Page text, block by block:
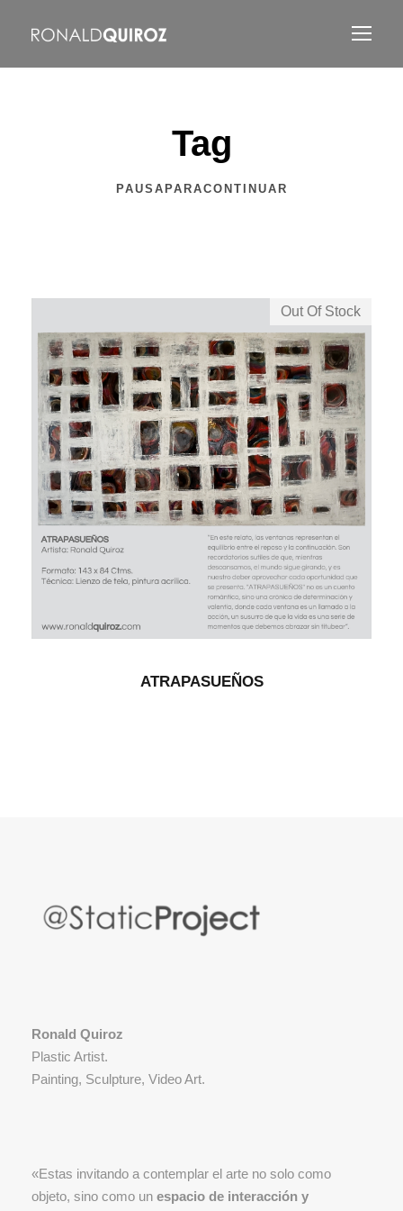
Tag
PAUSAPARACONTINUAR
Out Of Stock
ATRAPASUEÑOS
Ronald Quiroz
Plastic Artist.
Painting, Sculpture, Video Art.
«Estas invitando a contemplar el arte no solo como
objeto, sino como un espacio de interacción y